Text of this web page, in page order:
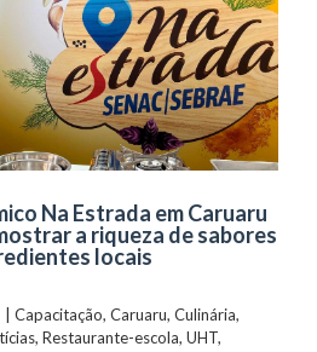
Na Estrada em Caruaru
a riqueza de sabores
locais
|
Capacitação, Caruaru, Culinária
, Restaurante-escola, UHT